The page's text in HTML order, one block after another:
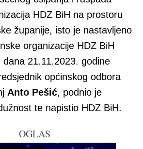
HDZ BiH na prostoru
županije, isto je nastavljeno
organizacije HDZ BiH
dana 21.11.2023. godine
općinskog odbora
Anto Pešić, podnio je
te napistio HDZ BiH.
OGLAS